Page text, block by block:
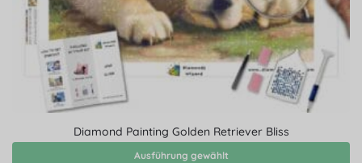
Diamond Painting Golden Retriever Bliss
Ausführung gewählt